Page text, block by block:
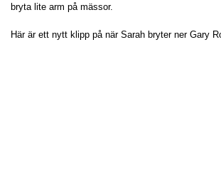
bryta lite arm på mässor.
Här är ett nytt klipp på när Sarah bryter ner Gary